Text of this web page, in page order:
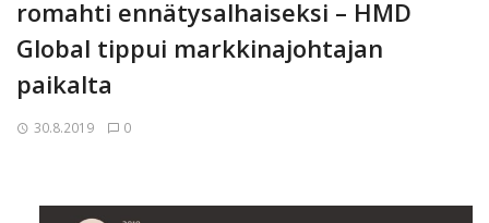
romahti ennätysalhaiseksi – HMD
Global tippui markkinajohtajan
paikalta
30.8.2019 0